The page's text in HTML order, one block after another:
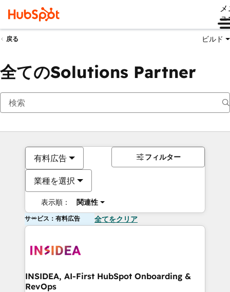
ュ
戻る ビルド
全てのSolutions Partner
有料広告
業種を選択
表示順： 関連性
フィルター
サービス：有料広告 全てをクリア
INSIDEA, AI-First HubSpot Onboarding &
RevOps